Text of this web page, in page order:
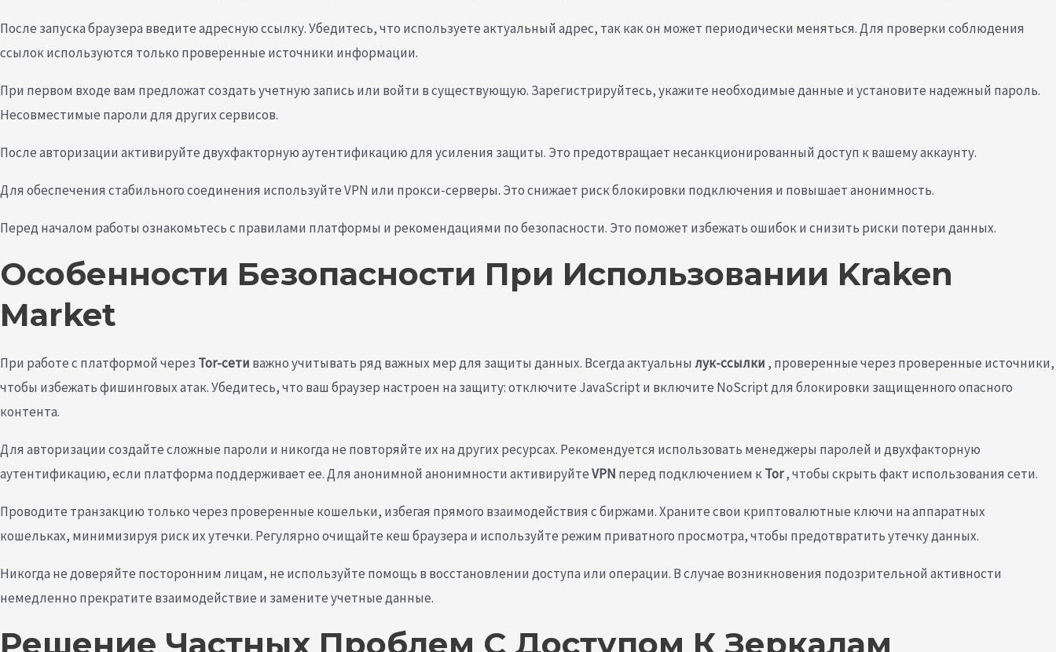
После запуска браузера введите адресную ссылку. Убедитесь, что используете актуальный адрес, так как он может периодически меняться. Для проверки соблюдения
ссылок используются только проверенные источники информации.
При первом входе вам предложат создать учетную запись или войти в существующую. Зарегистрируйтесь, укажите необходимые данные и установите надежный пароль.
Несовместимые пароли для других сервисов.
После авторизации активируйте двухфакторную аутентификацию для усиления защиты. Это предотвращает несанкционированный доступ к вашему аккаунту.
Для обеспечения стабильного соединения используйте VPN или прокси-серверы. Это снижает риск блокировки подключения и повышает анонимность.
Перед началом работы ознакомьтесь с правилами платформы и рекомендациями по безопасности. Это поможет избежать ошибок и снизить риски потери данных.
Особенности Безопасности При Использовании Kraken
Market
При работе с платформой через Tor-сети важно учитывать ряд важных мер для защиты данных. Всегда актуальны лук-ссылки , проверенные через проверенные источники,
чтобы избежать фишинговых атак. Убедитесь, что ваш браузер настроен на защиту: отключите JavaScript и включите NoScript для блокировки защищенного опасного
контента.
Для авторизации создайте сложные пароли и никогда не повторяйте их на других ресурсах. Рекомендуется использовать менеджеры паролей и двухфакторную
аутентификацию, если платформа поддерживает ее. Для анонимной анонимности активируйтеVPN перед подключением кTor, чтобы скрыть факт использования сети.
Проводите транзакцию только через проверенные кошельки, избегая прямого взаимодействия с биржами. Храните свои криптовалютные ключи на аппаратных
кошельках, минимизируя риск их утечки. Регулярно очищайте кеш браузера и используйте режим приватного просмотра, чтобы предотвратить утечку данных.
Никогда не доверяйте посторонним лицам, не используйте помощь в восстановлении доступа или операции. В случае возникновения подозрительной активности
немедленно прекратите взаимодействие и замените учетные данные.
Решение Частных Проблем С Доступом К Зеркалам